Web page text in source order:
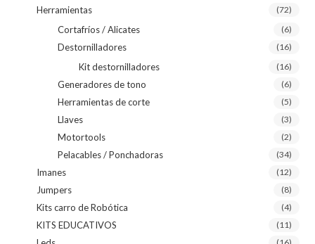
Herramientas (72)
Cortafríos / Alicates (6)
Destornilladores (16)
Kit destornilladores (16)
Generadores de tono (6)
Herramientas de corte (5)
Llaves (3)
Motortools (2)
Pelacables / Ponchadoras (34)
Imanes (12)
Jumpers (8)
Kits carro de Robótica (4)
KITS EDUCATIVOS (11)